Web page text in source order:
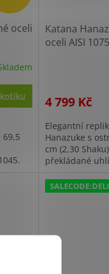
oceli
Katana
oceli AISI
4 799 Kč
Elegantní
Hanazuke s
cm (2,30
překládané
žlábku...